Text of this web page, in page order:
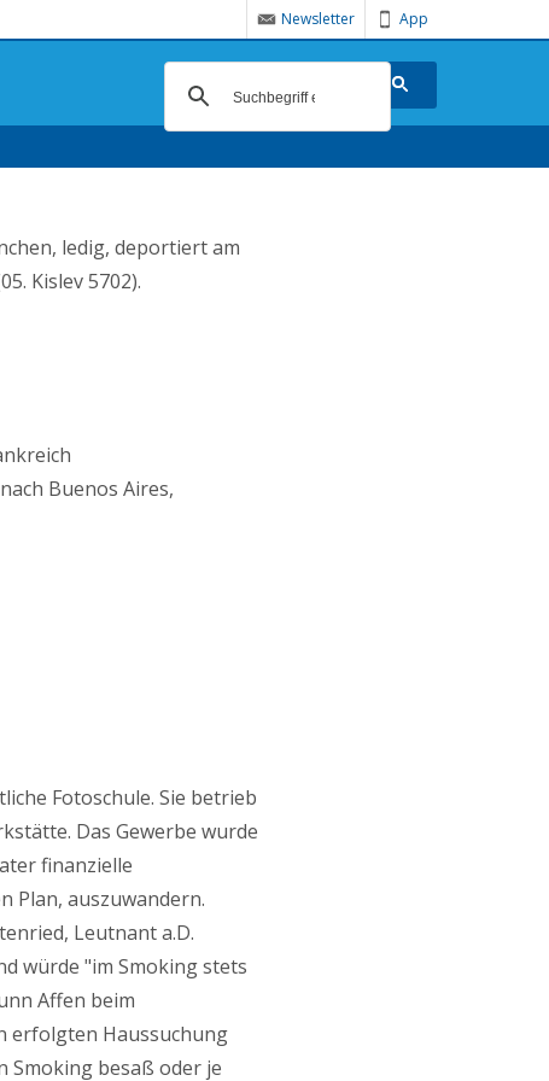
Newsletter App
ledig, deportiert am
Kislev 5702).
Buenos Aires,
Fotoschule. Sie betrieb
Das Gewerbe wurde
finanzielle
Plan, auszuwandern.
Leutnant a.D.
würde "im Smoking stets
Affen beim
erfolgten Haussuchung
Smoking besaß oder je